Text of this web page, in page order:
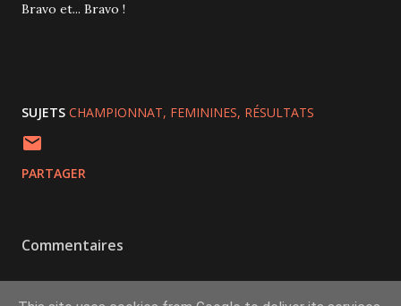
Bravo et... Bravo !
SUJETS CHAMPIONNAT FEMININES RÉSULTATS
PARTAGER
Commentaires